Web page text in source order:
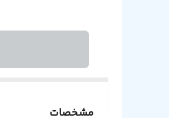
مشخصات